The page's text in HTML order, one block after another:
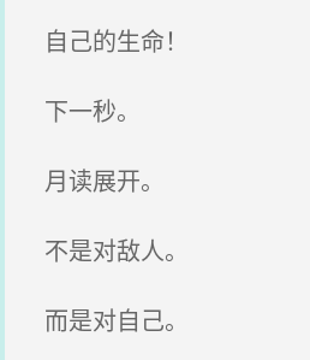
自己的生命！
下一秒。
月读展开。
不是对敌人。
而是对自己。